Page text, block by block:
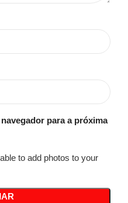
para a próxima
to add photos to your